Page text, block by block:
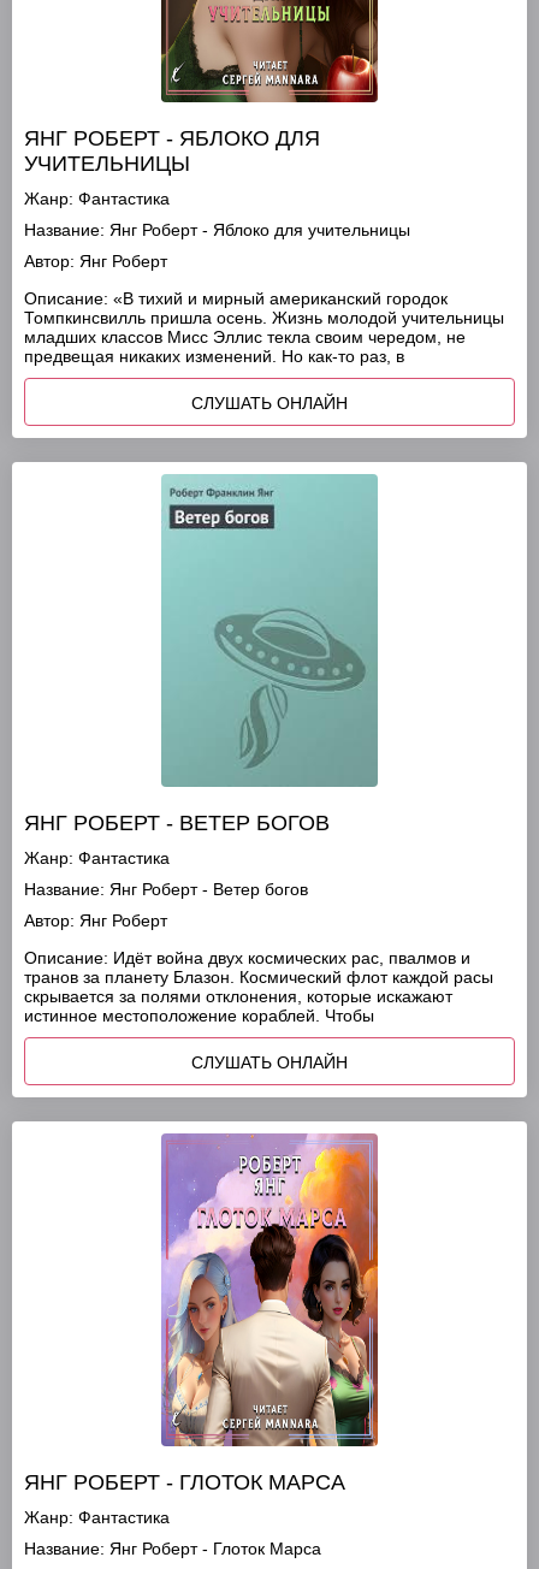
ЯНГ РОБЕРТ - ЯБЛОКО ДЛЯ
УЧИТЕЛЬНИЦЫ
Жанр: Фантастика
Название: Янг Роберт - Яблоко для учительницы
Автор: Янг Роберт
Описание: «В тихий и мирный американский городок
Томпкинсвилль пришла осень. Жизнь молодой учительницы
младших классов Мисс Эллис текла своим чередом, не
предвещая никаких изменений. Но как-то раз, в
СЛУШАТЬ ОНЛАЙН
ЯНГ РОБЕРТ - ВЕТЕР БОГОВ
Жанр: Фантастика
Название: Янг Роберт - Ветер богов
Автор: Янг Роберт
Описание: Идёт война двух космических рас, пвалмов и
транов за планету Блазон. Космический флот каждой расы
скрывается за полями отклонения, которые искажают
истинное местоположение кораблей. Чтобы
СЛУШАТЬ ОНЛАЙН
ЯНГ РОБЕРТ - ГЛОТОК МАРСА
Жанр: Фантастика
Название: Янг Роберт - Глоток Марса